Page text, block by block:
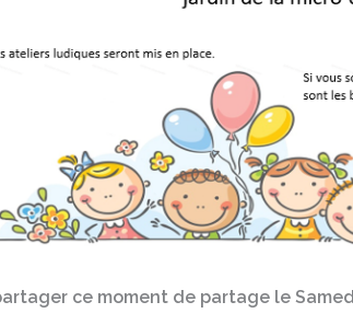
ce moment de partage le